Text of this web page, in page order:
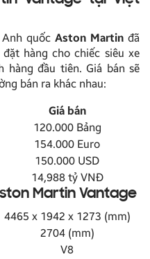
quốc Aston Martin đã
hàng cho chiếc siêu xe
hàng đầu tiên. Giá bán sẽ
bán ra khác nhau:
Giá bán
120.000 Bảng
154.000 Euro
150.000 USD
14,988 tỷ VNĐ
Martin Vantage
4465 x 1942 x 1273 (mm)
2704 (mm)
V8